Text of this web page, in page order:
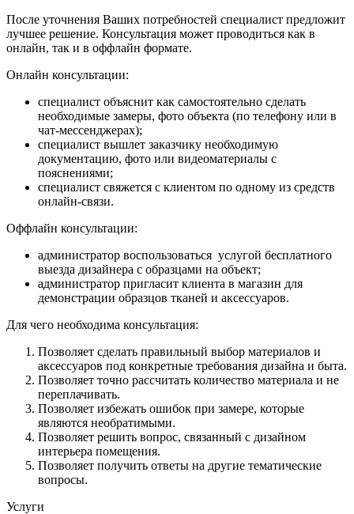
После уточнения Ваших потребностей специалист предложит
лучшее решение. Консультация может проводиться как в
онлайн, так и в оффлайн формате.
Онлайн консультации:
специалист объяснит как самостоятельно сделать
необходимые замеры, фото объекта (по телефону или в
чат-мессенджерах);
специалист вышлет заказчику необходимую
документацию, фото или видеоматериалы с
пояснениями;
специалист свяжется с клиентом по одному из средств
онлайн-связи.
Оффлайн консультации:
администратор воспользоваться услугой бесплатного
выезда дизайнера с образцами на объект;
администратор пригласит клиента в магазин для
демонстрации образцов тканей и аксессуаров.
Для чего необходима консультация:
Позволяет сделать правильный выбор материалов и
аксессуаров под конкретные требования дизайна и быта.
Позволяет точно рассчитать количество материала и не
переплачивать.
Позволяет избежать ошибок при замере, которые
являются необратимыми.
Позволяет решить вопрос, связанный с дизайном
интерьера помещения.
Позволяет получить ответы на другие тематические
вопросы.
Услуги